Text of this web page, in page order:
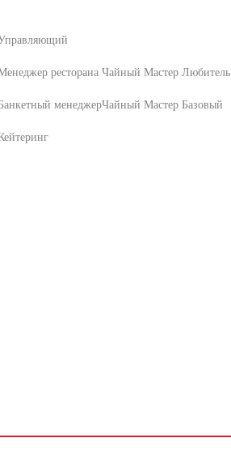
ресторана
менеджер
Чайный Мастер Любитель
Чайный Мастер Базовый